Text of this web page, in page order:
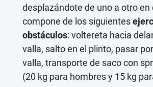
desplazándote de uno a otro en
compone de los siguientes
obstáculos: voltereta hacia
valla, salto en el plinto, pasar
valla, transporte de saco con
(20 kg para hombres y 15 kg